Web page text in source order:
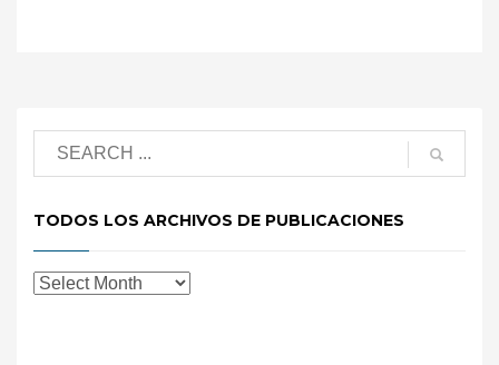
TODOS LOS ARCHIVOS DE PUBLICACIONES